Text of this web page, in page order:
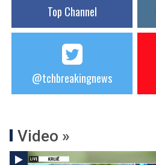
Top Channel
@tchbreakingnews
Video »